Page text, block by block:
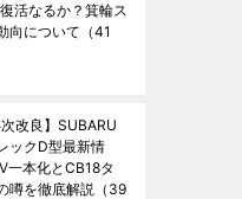
活なるか？箕輪ス
向について （41
次改良】SUBARU
ックD型最新情
一本化とCB18タ
噂を徹底解説 （39